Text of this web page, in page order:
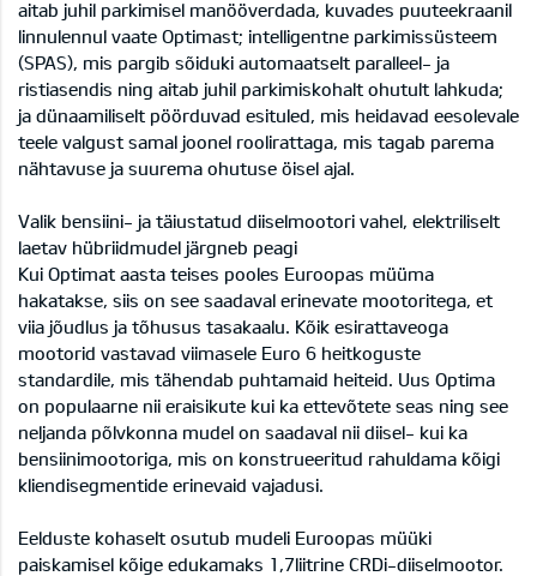
aitab juhil parkimisel manööverdada, kuvades puuteekraanil
linnulennul vaate Optimast; intelligentne parkimissüsteem
(SPAS), mis pargib sõiduki automaatselt paralleel- ja
ristiasendis ning aitab juhil parkimiskohalt ohutult lahkuda;
ja dünaamiliselt pöörduvad esituled, mis heidavad eesolevale
teele valgust samal joonel roolirattaga, mis tagab parema
nähtavuse ja suurema ohutuse öisel ajal.
Valik bensiini- ja täiustatud diiselmootori vahel, elektriliselt
laetav hübriidmudel järgneb peagi
Kui Optimat aasta teises pooles Euroopas müüma
hakatakse, siis on see saadaval erinevate mootoritega, et
viia jõudlus ja tõhusus tasakaalu. Kõik esirattaveoga
mootorid vastavad viimasele Euro 6 heitkoguste
standardile, mis tähendab puhtamaid heiteid. Uus Optima
on populaarne nii eraisikute kui ka ettevõtete seas ning see
neljanda põlvkonna mudel on saadaval nii diisel- kui ka
bensiinimootoriga, mis on konstrueeritud rahuldama kõigi
kliendisegmentide erinevaid vajadusi.
Eelduste kohaselt osutub mudeli Euroopas müüki
paiskamisel kõige edukamaks 1,7liitrine CRDi-diiselmootor.